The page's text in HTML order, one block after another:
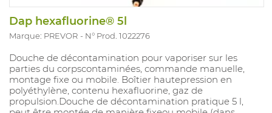
Dap hexafluorine® 5l
Marque: PREVOR N° Prod. 1022276
Douche de décontamination pour vaporiser sur les
parties du corpscontaminées, commande manuelle,
montage fixe ou mobile. Boîtier hautepression en
polyéthylène, contenu hexafluorine, gaz de
propulsion.Douche de décontamination pratique 5 l,